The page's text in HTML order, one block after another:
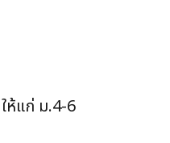
ห้แก่ ม.4-6